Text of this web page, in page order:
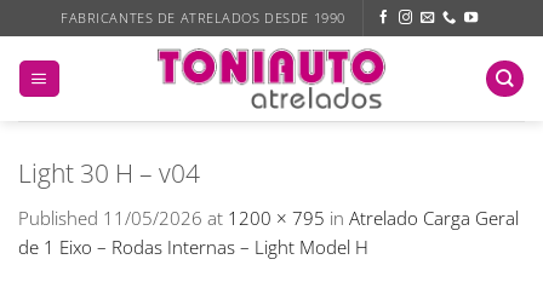
to
content
FABRICANTES DE ATRELADOS DESDE 1990
Light 30 H – v04
Published 11/05/2026 at 1200 × 795 in Atrelado Carga Geral
de 1 Eixo – Rodas Internas – Light Model H